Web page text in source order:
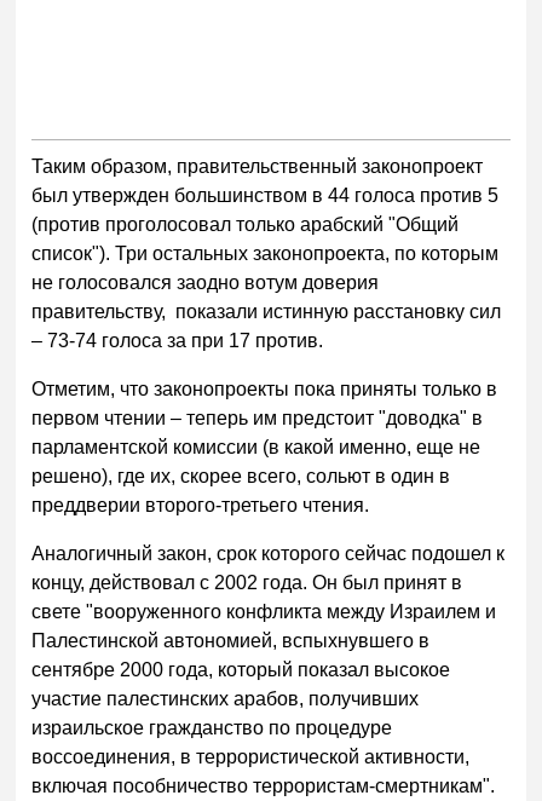
Таким образом, правительственный законопроект
был утвержден большинством в 44 голоса против 5
(против проголосовал только арабский "Общий
список"). Три остальных законопроекта, по которым
не голосовался заодно вотум доверия
правительству, показали истинную расстановку сил
– 73-74 голоса за при 17 против.
Отметим, что законопроекты пока приняты только в
первом чтении – теперь им предстоит "доводка" в
парламентской комиссии (в какой именно, еще не
решено), где их, скорее всего, сольют в один в
преддверии второго-третьего чтения.
Аналогичный закон, срок которого сейчас подошел к
концу, действовал с 2002 года. Он был принят в
свете "вооруженного конфликта между Израилем и
Палестинской автономией, вспыхнувшего в
сентябре 2000 года, который показал высокое
участие палестинских арабов, получивших
израильское гражданство по процедуре
воссоединения, в террористической активности,
включая пособничество террористам-смертникам".